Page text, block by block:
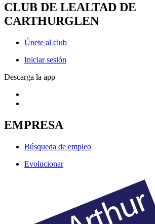
CLUB DE LEALTAD DE
CARTHURGLEN
Únete al club
Iniciar sesión
Descarga la app
EMPRESA
Búsqueda de empleo
Evolucionar